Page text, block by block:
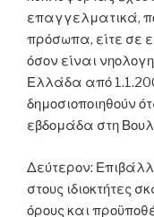
επαγγελματικά,
πρόσωπα, είτε σε
όσον είναι
Ελλάδα από
δημοσιοποιηθούν
εβδομάδα στη
Δεύτερον:
στους ιδιοκτήτες
όρους και